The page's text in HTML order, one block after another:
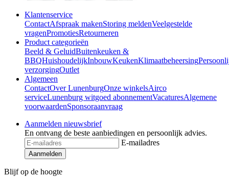
Klantenservice
ContactAfspraak makenStoring meldenVeelgestelde
vragenPromotiesRetourneren
Product categorieën
Beeld & GeluidBuitenkeuken &
BBQHuishoudelijkInbouwKeukenKlimaatbeheersing
verzorgingOutlet
Algemeen
ContactOver LunenburgOnze winkelsAirco
serviceLunenburg witgoed abonnementVacaturesAlgemene
voorwaardenSponsoraanvraag
Aanmelden nieuwsbrief
En ontvang de beste aanbiedingen en persoonlijk advies.
E-mailadres
Aanmelden
Blijf op de hoogte